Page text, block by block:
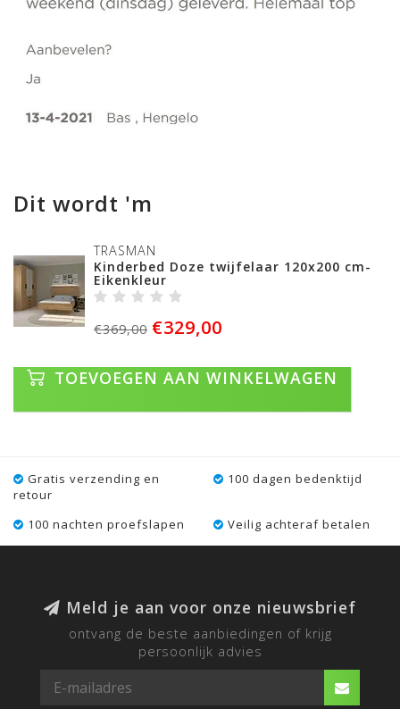
Dit wordt 'm
TRASMAN
Kinderbed Doze twijfelaar 120x200 cm-
Eikenkleur
€369,00 €329,00
TOEVOEGEN AAN WINKELWAGEN
Gratis verzending en
retour
100 dagen bedenktijd
100 nachten proefslapen Veilig achteraf betalen
Meld je aan voor onze nieuwsbrief
ontvang de beste aanbiedingen of krijg
persoonlijk advies